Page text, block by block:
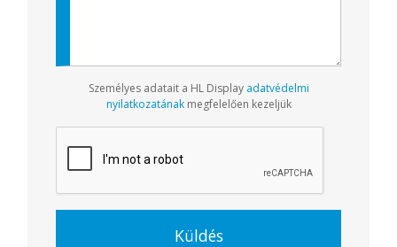
Személyes adatait a HL Display adatvédelmi
nyilatkozatánakmegfelelően kezeljük
Küldés